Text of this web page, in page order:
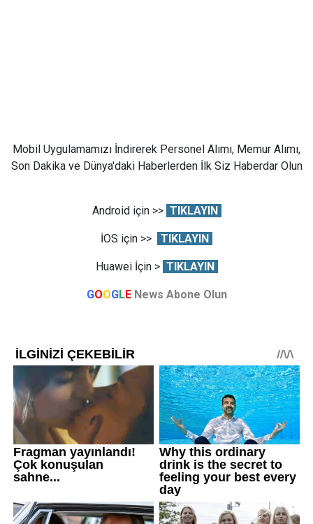
Mobil Uygulamamızı İndirerek Personel Alımı, Memur Alımı,
Son Dakika ve Dünya'daki Haberlerden İlk Siz Haberdar Olun
Android için >> TIKLAYIN
İOS için >> TIKLAYIN
Huawei İçin > TIKLAYIN
GOOGLE News Abone Olun